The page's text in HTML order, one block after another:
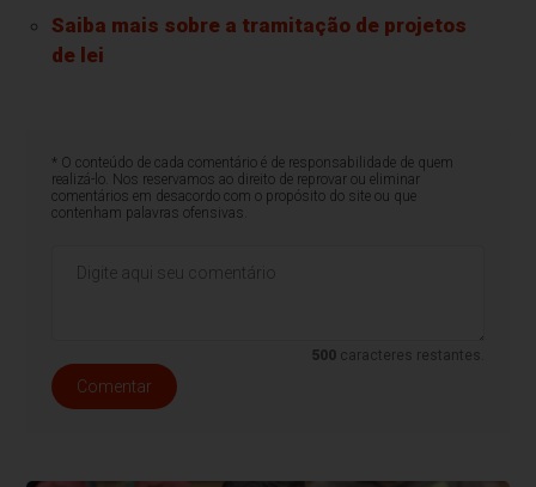
Saiba mais sobre a tramitação de projetos
de lei
* O conteúdo de cada comentário é de responsabilidade de quem
realizá-lo. Nos reservamos ao direito de reprovar ou eliminar
comentários em desacordo com o propósito do site ou que
contenham palavras ofensivas.
500 caracteres restantes.
Comentar